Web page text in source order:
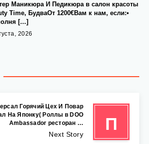
Маникюра И Педикюра в салон красоты
Time, БудваОт 1200€Вам к нам, если:•
[…]
2026
П
Горячий Цех И Повар
На Японку( Роллы в DOO
Ambassador ресторан …
Next Story